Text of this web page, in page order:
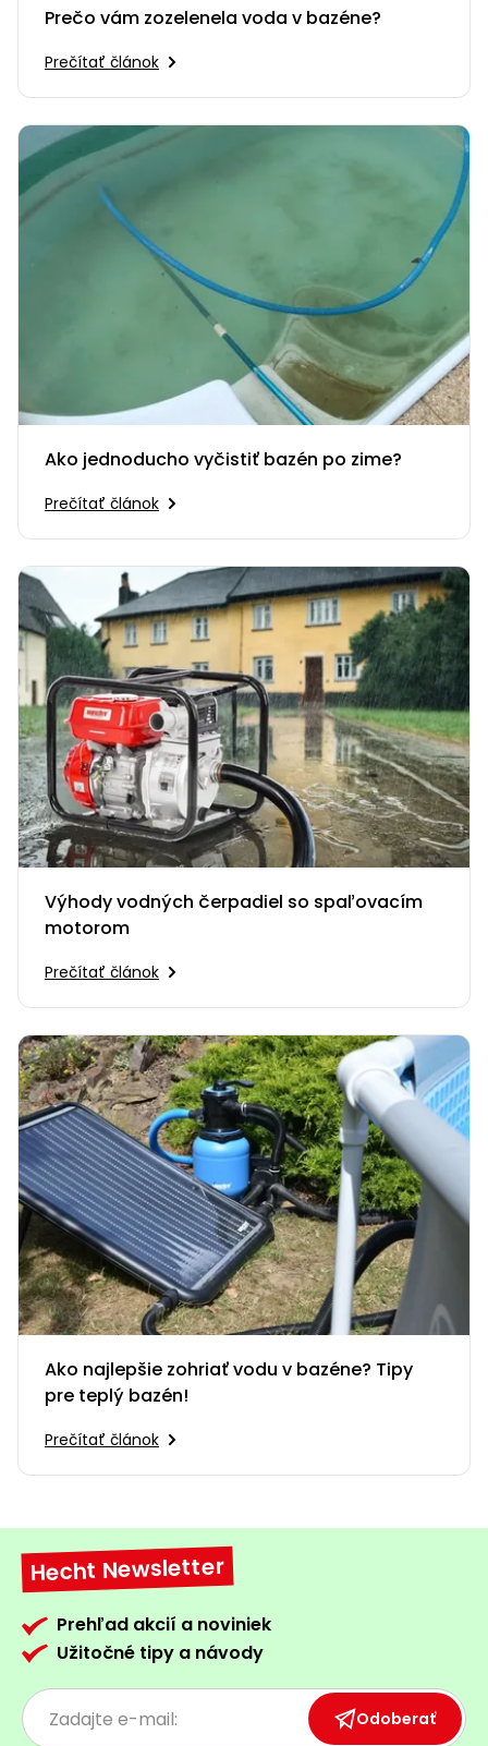
Prečo vám zozelenela voda v bazéne?
Prečítať článok
Ako jednoducho vyčistiť bazén po zime?
Prečítať článok
Výhody vodných čerpadiel so spaľovacím
motorom
Prečítať článok
Ako najlepšie zohriať vodu v bazéne? Tipy
pre teplý bazén!
Prečítať článok
Hecht Newsletter
Prehľad akcií a noviniek
Užitočné tipy a návody
Odoberať